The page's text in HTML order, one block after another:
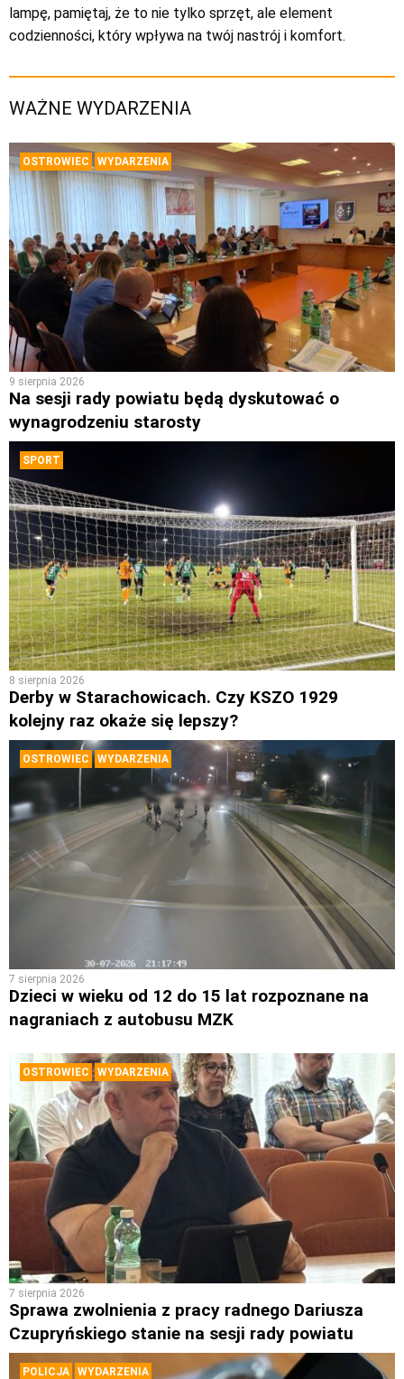
lampę, pamiętaj, że to nie tylko sprzęt, ale element
codzienności, który wpływa na twój nastrój i komfort.
WAŻNE WYDARZENIA
OSTROWIEC WYDARZENIA
9 sierpnia 2026
Na sesji rady powiatu będą dyskutować o
wynagrodzeniu starosty
SPORT
8 sierpnia 2026
Derby w Starachowicach. Czy KSZO 1929
kolejny raz okaże się lepszy?
OSTROWIEC WYDARZENIA
7 sierpnia 2026
Dzieci w wieku od 12 do 15 lat rozpoznane na
nagraniach z autobusu MZK
OSTROWIEC WYDARZENIA
7 sierpnia 2026
Sprawa zwolnienia z pracy radnego Dariusza
Czupryńskiego stanie na sesji rady powiatu
POLICJA WYDARZENIA